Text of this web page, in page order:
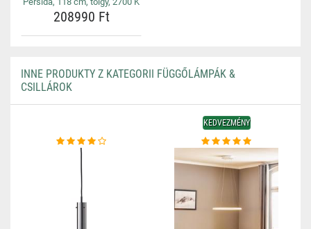
208990 Ft
INNE PRODUKTY Z KATEGORII FÜGGŐLÁMPÁK &
CSILLÁROK
KEDVEZMÉNY